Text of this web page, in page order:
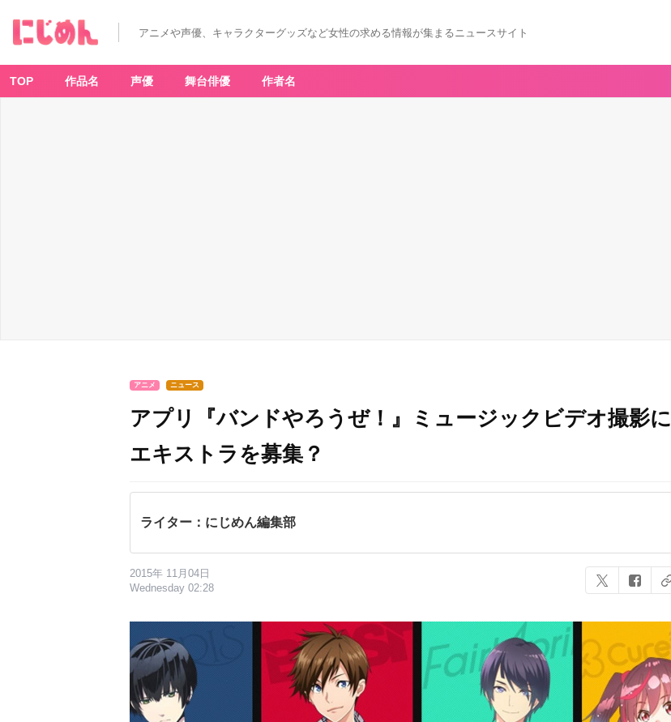
アニメや声優、キャラクターグッズなど女性の求める情報が集まるニュースサイト
TOP 作品名 声優 舞台俳優 作者名
アニメ ニュース
アプリ『バンドやろうぜ！』ミュージックビデオ撮影に
エキストラを募集？
ライター：にじめん編集部
2015年 11月04日
Wednesday 02:28